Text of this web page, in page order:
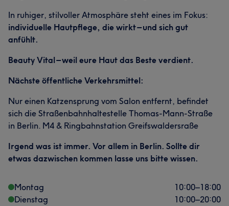
In ruhiger, stilvoller Atmosphäre steht eines im Fokus:
individuelle Hautpflege, die wirkt – und sich gut
anfühlt.
Beauty Vital – weil eure Haut das Beste verdient.
Nächste öffentliche Verkehrsmittel:
Nur einen Katzensprung vom Salon entfernt, befindet
sich die Straßenbahnhaltestelle Thomas-Mann-Straße
in Berlin. M4 & Ringbahnstation Greifswaldersraße
Irgend was ist immer. Vor allem in Berlin. Sollte dir
etwas dazwischen kommen lasse uns bitte wissen.
Montag 10:00–18:00
Dienstag
10:00–20:00